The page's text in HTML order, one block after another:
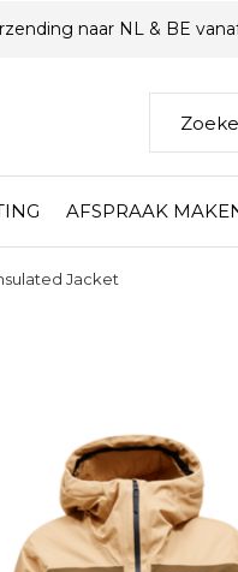
AFSPRAAK
naar NL & BE
Jacket